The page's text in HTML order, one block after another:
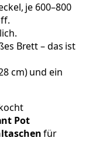
je 600–800
Brett – das ist
cm) und ein
Pot
für